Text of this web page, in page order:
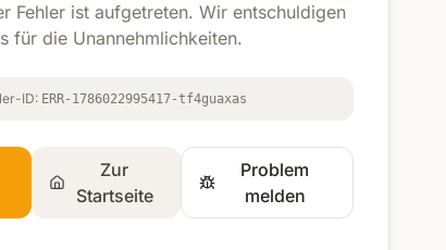
Fehler ist aufgetreten. Wir entschuldigen
für die Unannehmlichkeiten.
ID: ERR-1786022995417-tf4guaxas
Zur
Startseite
Problem
melden